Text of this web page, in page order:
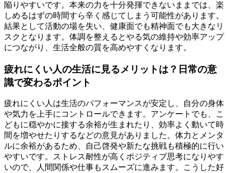
陥りやすいです。本来の力を十分発揮できないままでは、楽
しめるはずの時間すら辛く感じてしまう可能性があります。
結果として活動の場を失い、健康面でも精神面でも大きなリ
スクとなります。体調を整えるとやる気の維持や効率アップ
につながり、生活全般の質を高めやすくなります。
疲れにくい人の生活に見るメリットは？日常の意
識で変わるポイント
疲れにくい人は生活のパフォーマンスが安定し、自分の身体
や気力を上手にコントロールできます。アンケートでも、こ
どもに穏やかに接する余裕が生まれたり、効率よく動いて時
間を増やせたりするなどの意見がありました。体力とメンタ
ルに余裕があるため、自己啓発や新たな挑戦も積極的に行い
やすいです。ストレス耐性が高くポジティブ思考になりやす
いので、人間関係や仕事もスムーズに進みます。こうした好